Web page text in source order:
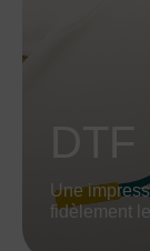
DTF
Une
fidèlement